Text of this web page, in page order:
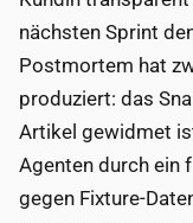
nächsten Sprint
Postmortem hat
produziert: das
Artikel gewidmet
Agenten durch ein
gegen Fixture-